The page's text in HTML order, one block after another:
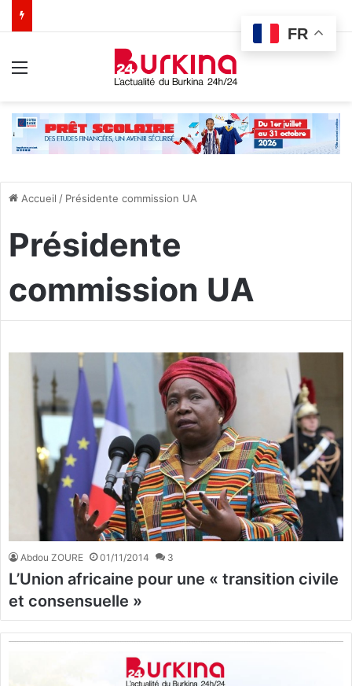
Accueil / Présidente commission UA
Présidente
commission UA
Abdou ZOURE 01/11/2014 3
L’Union africaine pour une « transition civile
et consensuelle »
FR